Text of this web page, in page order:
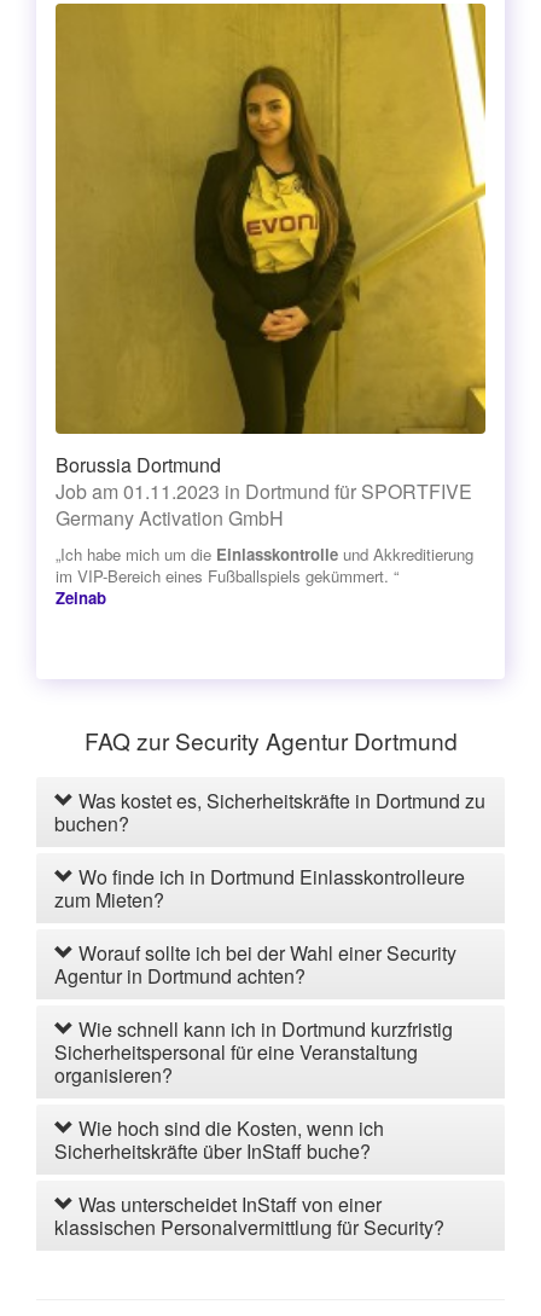
Borussia Dortmund
Job am 01.11.2023 in Dortmund für SPORTFIVE
Germany Activation GmbH
„Ich habe mich um die Einlasskontrolle und Akkreditierung
im VIP-Bereich eines Fußballspiels gekümmert. “
Zeinab
FAQ zur Security Agentur Dortmund
Was kostet es, Sicherheitskräfte in Dortmund zu
buchen?
Wo finde ich in Dortmund Einlasskontrolleure
zum Mieten?
Worauf sollte ich bei der Wahl einer Security
Agentur in Dortmund achten?
Wie schnell kann ich in Dortmund kurzfristig
Sicherheitspersonal für eine Veranstaltung
organisieren?
Wie hoch sind die Kosten, wenn ich
Sicherheitskräfte über InStaff buche?
Was unterscheidet InStaff von einer
klassischen Personalvermittlung für Security?